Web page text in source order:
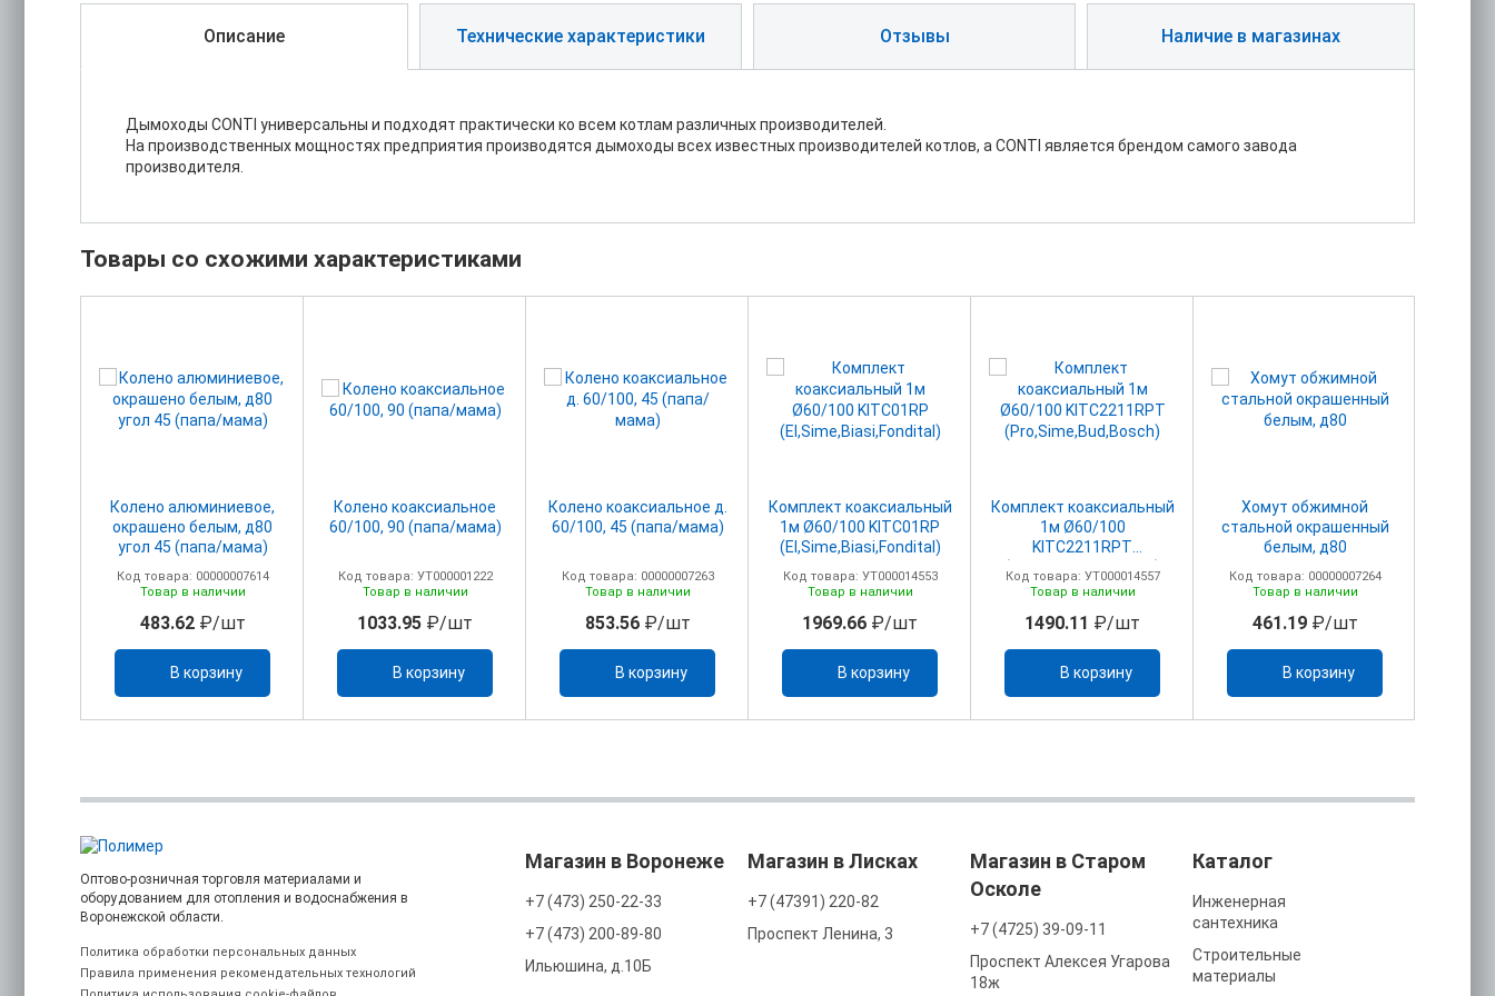
Описание Технические характеристики Отзывы Наличие в магазинах
Дымоходы CONTI универсальны и подходят практически ко всем котлам различных производителей.
На производственных мощностях предприятия производятся дымоходы всех известных производителей котлов, а CONTI является брендом самого завода
производителя.
Товары со схожими характеристиками
Колено алюминиевое,
окрашено белым, д80
угол 45 (папа/мама)
Код товара: 00000007614
Товар в наличии
483.62₽/шт
В корзину
Колено коаксиальное
60/100, 90 (папа/мама)
Код товара: УТ000001222
Товар в наличии
1033.95 ₽/шт
В корзину
Колено коаксиальное д.
60/100, 45 (папа/мама)
Код товара: 00000007263
Товар в наличии
853.56₽/шт
В корзину
Комплект коаксиальный
1м Ø60/100 KITC01RP
(El,Sime,Biasi,Fondital)
Код товара: УТ000014553
Товар в наличии
1969.66 ₽/шт
В корзину
Комплект коаксиальный
1м Ø60/100
KITC2211RPT
Код товара: УТ000014557
Товар в наличии
1490.11 ₽/шт
В корзину
Хомут обжимной
стальной окрашенный
белым, д80
Код товара: 00000007264
Товар в наличии
461.19₽/шт
В корзину
Оптово-розничная торговля материалами и
оборудованием для отопления и водоснабжения в
Воронежской области.
Политика обработки персональных данных
Правила применения рекомендательных технологий
Магазин в Воронеже
+7 (473) 250-22-33
+7 (473) 200-89-80
Ильюшина, д.10Б
Магазин в Лисках
+7 (47391) 220-82
Проспект Ленина, 3
Магазин в Старом
Осколе
+7 (4725) 39-09-11
Проспект Алексея Угарова
18ж
Каталог
Инженерная
сантехника
Строительные
материалы